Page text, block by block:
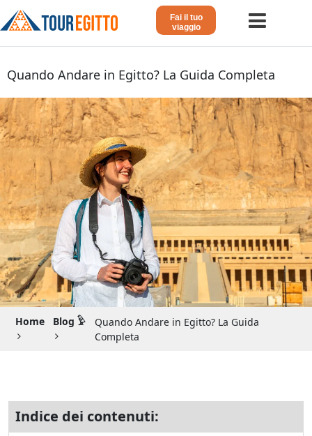
Fai il tuo
viaggio
Crociera sul Nilo
Vacanze Lusso in Egitto
Dahabeya Lusso
Agosto in Egitto
Tour Giordania
Altri
Blog 𓁐
Guida di Viaggio 𓉔
Guida di Viaggio Giordania
Quando Andare in Egitto? La Guida Completa
Home Blog 𓅱
Quando Andare in Egitto? La Guida
Completa
Indice dei contenuti: